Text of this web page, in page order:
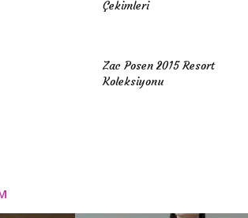
Çekimleri
Zac Posen 2015 Resort
Koleksiyonu